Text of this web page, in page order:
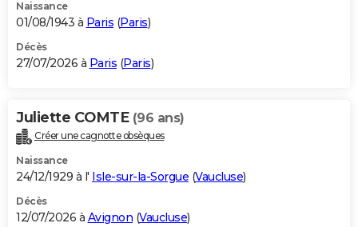
PROGRAMME TV
S'inscrire
Se connecter
Lycées
Collèges
Primaires
Universités
Entreprises
Service militaire
Avis de recherche
AVIS DE DÉCÈS
Bricolage
Lifestyle
Culture
Sport
Auto
Television
Voyage
Cinema
Naissance
01/08/1943 à Paris (Paris)
Décès
27/07/2026 à Paris (Paris)
Juliette COMTE (96 ans)
Créer une cagnotte obsèques
Naissance
24/12/1929 à l' Isle-sur-la-Sorgue (Vaucluse)
Décès
12/07/2026 à Avignon (Vaucluse)